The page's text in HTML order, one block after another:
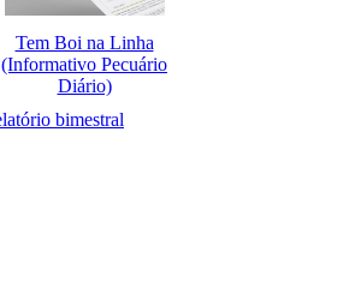
Tem Boi na Linha
(Informativo Pecuário
Diário)